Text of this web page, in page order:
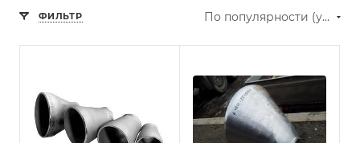
ФИЛЬТР По популярности (убывание)